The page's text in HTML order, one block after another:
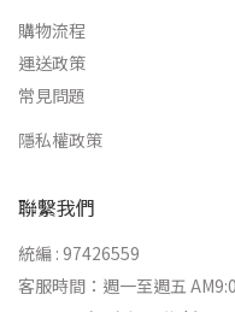
購物流程
運送政策
常見問題
隱私權政策
聯繫我們
統編 : 97426559
客服時間：週一至週五